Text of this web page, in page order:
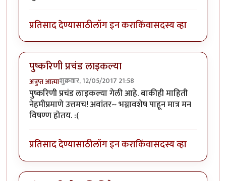
प्रतिसाद देण्यासाठीलॉग इन कराकिंवासदस्य व्हा
पुष्करिणी प्रचंड लाइकल्या
अत्रुप्त आत्माशुक्रवार, 12/05/2017 21:58
पुष्करिणी प्रचंड लाइकल्या गेली आहे. बाकीही माहिती
नेहमीप्रमाणे उत्तमच! अवांतर~ भग्नावशेष पाहून मात्र मन
विषण्ण होतय. :(
प्रतिसाद देण्यासाठीलॉग इन कराकिंवासदस्य व्हा